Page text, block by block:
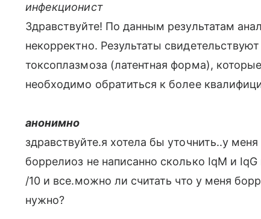
инфекционист
Здравствуйте! По данным результатам
некорректно. Результаты
токсоплазмоза (латентная форма),
необходимо обратиться к более
анонимно
здравствуйте.я хотела бы уточнить..у
боррелиоз не написанно сколько IqM и
/10 и все.можно ли считать что у меня
нужно?